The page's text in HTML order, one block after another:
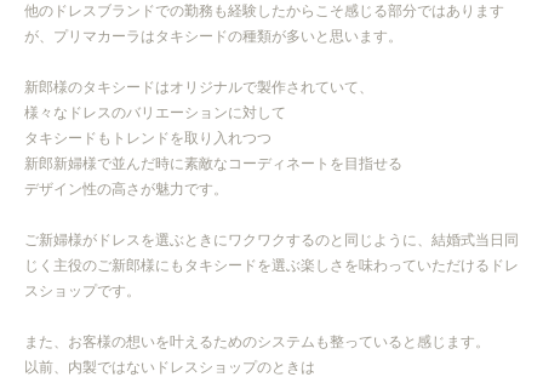
他のドレスブランドでの勤務も経験したからこそ感じる部分ではあります
が、 プリマカーラはタキシードの種類が多いと思います。
新郎様のタキシードはオリジナルで製作されていて、
様々なドレスのバリエーションに対して
タキシードもトレンドを取り入れつつ
新郎新婦様で並んだ時に素敵なコーディネートを目指せる
デザイン性の高さが魅力です。
ご新婦様がドレスを選ぶときにワクワクするのと同じように、 結婚式当日同
じく主役のご新郎様にもタキシードを選ぶ楽しさを味わっていただけるドレ
スショップです。
また、お客様の想いを叶えるためのシステムも整っていると感じます。
以前、内製ではないドレスショップのときは